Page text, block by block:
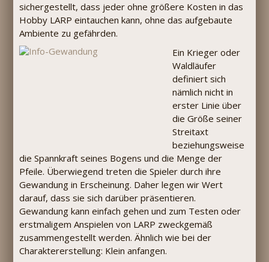
sichergestellt, dass jeder ohne größere Kosten in das
Hobby LARP eintauchen kann, ohne das aufgebaute
Ambiente zu gefährden.
Ein Krieger oder
Waldläufer
definiert sich
nämlich nicht in
erster Linie über
die Größe seiner
Streitaxt
beziehungsweise
die Spannkraft seines Bogens und die Menge der
Pfeile. Überwiegend treten die Spieler durch ihre
Gewandung in Erscheinung. Daher legen wir Wert
darauf, dass sie sich darüber präsentieren.
Gewandung kann einfach gehen und zum Testen oder
erstmaligem Anspielen von LARP zweckgemäß
zusammengestellt werden. Ähnlich wie bei der
Charaktererstellung: Klein anfangen.